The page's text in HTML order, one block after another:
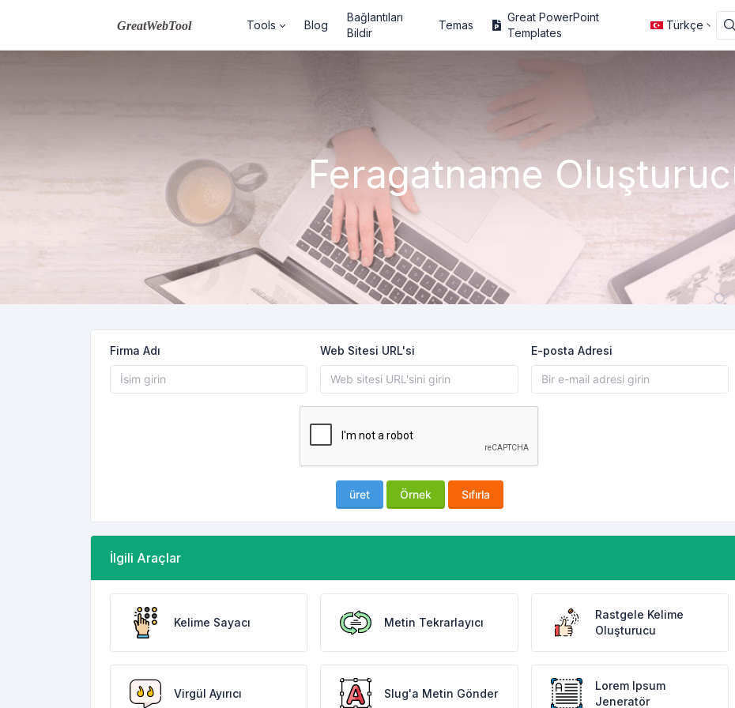
Tools Blog
Bağlantıları
Bildir
Temas
Great PowerPoint
Templates
Türkçe
Feragatname
Firma Adı Web Sitesi URL'si E-posta Adresi
üret Örnek Sıfırla
İlgili Araçlar
Kelime Sayacı Metin Tekrarlayıcı
Rastgele Kelime
Oluşturucu
Virgül Ayırıcı Slug'a Metin Gönder
Lorem Ipsum
Jeneratör